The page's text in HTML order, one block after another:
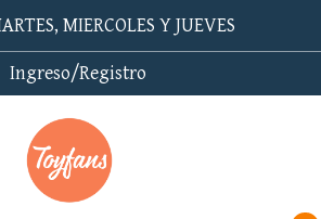
MIERCOLES Y JUEVES
Ingreso/Registro